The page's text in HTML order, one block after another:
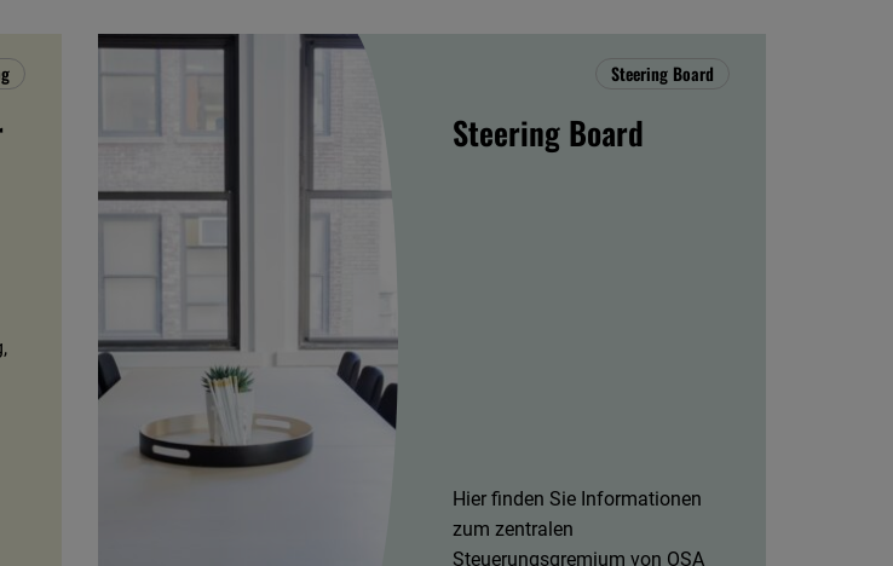
Steering Board
Steering Board
Hier finden Sie Informationen
zum zentralen
Steuerungsgremium von OSA